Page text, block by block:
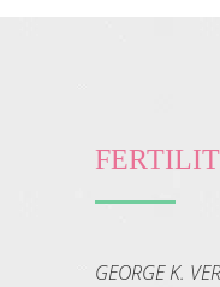
GEORGE K.